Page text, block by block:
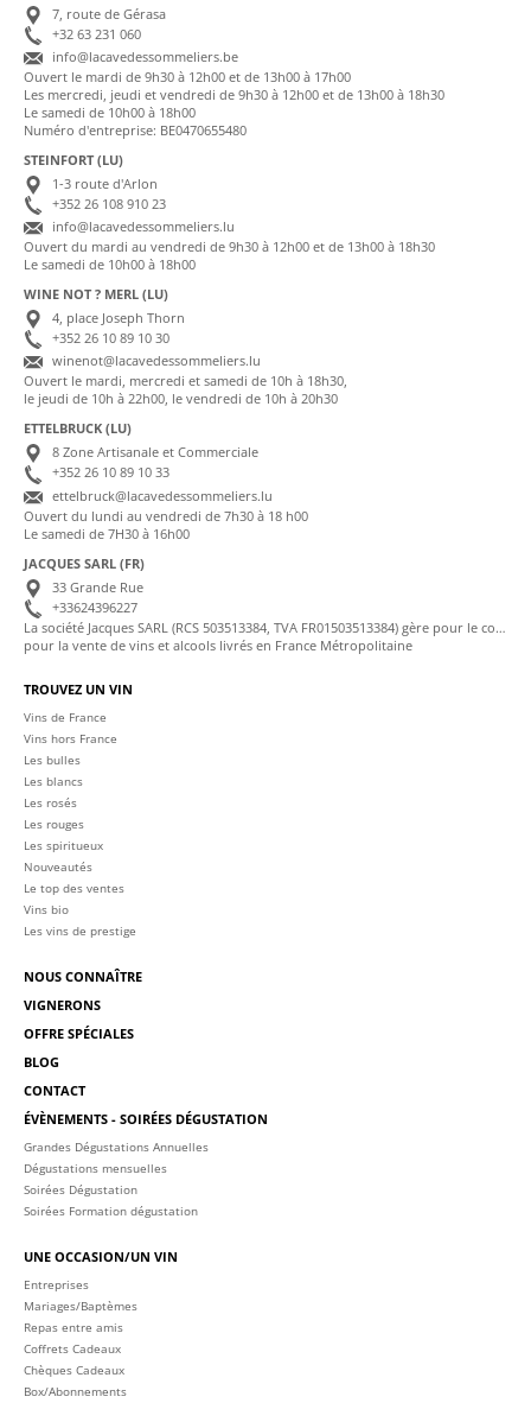
7, route de Gérasa
+32 63 231 060
info@lacavedessommeliers.be
Ouvert le mardi de 9h30 à 12h00 et de 13h00 à 17h00
Les mercredi, jeudi et vendredi de 9h30 à 12h00 et de 13h00 à 18h30
Le samedi de 10h00 à 18h00
Numéro d'entreprise: BE0470655480
STEINFORT (LU)
1-3 route d'Arlon
+352 26 108 910 23
info@lacavedessommeliers.lu
Ouvert du mardi au vendredi de 9h30 à 12h00 et de 13h00 à 18h30
Le samedi de 10h00 à 18h00
WINE NOT ? MERL (LU)
4, place Joseph Thorn
+352 26 10 89 10 30
winenot@lacavedessommeliers.lu
Ouvert le mardi, mercredi et samedi de 10h à 18h30,
le jeudi de 10h à 22h00, le vendredi de 10h à 20h30
ETTELBRUCK (LU)
8 Zone Artisanale et Commerciale
+352 26 10 89 10 33
ettelbruck@lacavedessommeliers.lu
Ouvert du lundi au vendredi de 7h30 à 18 h00
Le samedi de 7H30 à 16h00
JACQUES SARL (FR)
33 Grande Rue
+33624396227
La société Jacques SARL (RCS 503513384, TVA FR01503513384) gère pour le compte de La Cave des Sommeliers les transactions bancaires et la facturation
pour la vente de vins et alcools livrés en France Métropolitaine
TROUVEZ UN VIN
Vins de France
Vins hors France
Les bulles
Les blancs
Les rosés
Les rouges
Les spiritueux
Nouveautés
Le top des ventes
Vins bio
Les vins de prestige
NOUS CONNAÎTRE
VIGNERONS
OFFRE SPÉCIALES
BLOG
CONTACT
ÉVÈNEMENTS - SOIRÉES DÉGUSTATION
Grandes Dégustations Annuelles
Dégustations mensuelles
Soirées Dégustation
Soirées Formation dégustation
UNE OCCASION/UN VIN
Entreprises
Mariages/Baptèmes
Repas entre amis
Coffrets Cadeaux
Chèques Cadeaux
Box/Abonnements